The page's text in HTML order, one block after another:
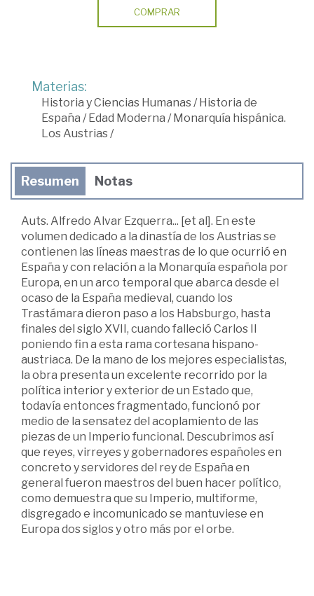
COMPRAR
Materias:
Historia y Ciencias Humanas /Historia de
España /Edad Moderna /Monarquía hispánica.
Los Austrias /
Resumen Notas
Auts. Alfredo Alvar Ezquerra... [et al]. En este
volumen dedicado a la dinastía de los Austrias se
contienen las líneas maestras de lo que ocurrió en
España y con relación a la Monarquía española por
Europa, en un arco temporal que abarca desde el
ocaso de la España medieval, cuando los
Trastámara dieron paso a los Habsburgo, hasta
finales del siglo XVII, cuando falleció Carlos II
poniendo fin a esta rama cortesana hispano-
austriaca. De la mano de los mejores especialistas,
la obra presenta un excelente recorrido por la
política interior y exterior de un Estado que,
todavía entonces fragmentado, funcionó por
medio de la sensatez del acoplamiento de las
piezas de un Imperio funcional. Descubrimos así
que reyes, virreyes y gobernadores españoles en
concreto y servidores del rey de España en
general fueron maestros del buen hacer político,
como demuestra que su Imperio, multiforme,
disgregado e incomunicado se mantuviese en
Europa dos siglos y otro más por el orbe.